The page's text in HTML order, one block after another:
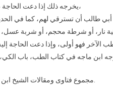
يخرجه ذلك إذا دعت الحاجة عن السبعين،
طالب أن تسترقي لهم، كما في
نار، أو شرطة محجم، أو شربة
مجموع فتاوى ومقالات الشيخ ابن باز (28/60).